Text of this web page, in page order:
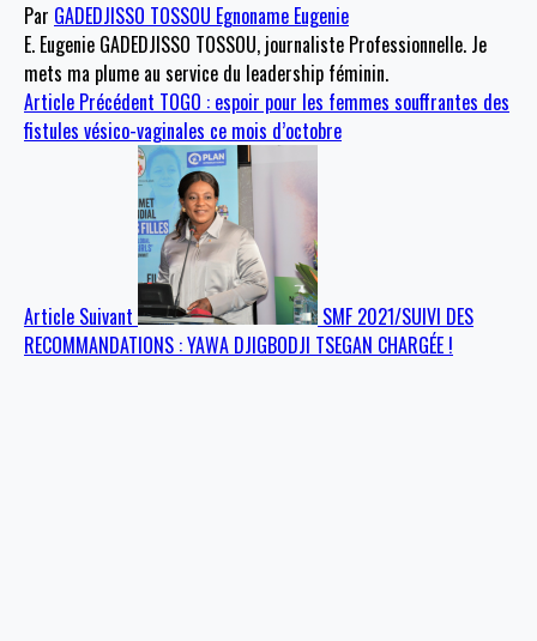
Par GADEDJISSO TOSSOU Egnoname Eugenie
E. Eugenie GADEDJISSO TOSSOU, journaliste Professionnelle. Je
mets ma plume au service du leadership féminin.
Article Précédent TOGO : espoir pour les femmes souffrantes des
fistules vésico-vaginales ce mois d’octobre
Article Suivant
SMF 2021/SUIVI DES
RECOMMANDATIONS : YAWA DJIGBODJI TSEGAN CHARGÉE !